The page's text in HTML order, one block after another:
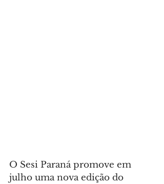
O Sesi Paraná promove em
julho uma nova edição do